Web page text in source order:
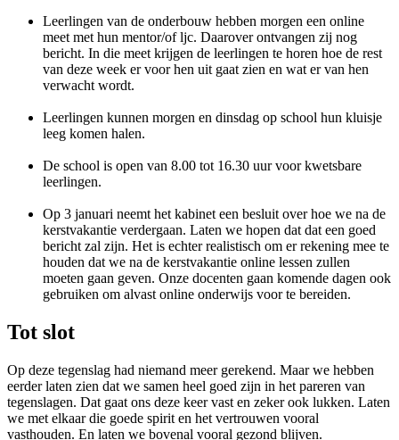
Leerlingen van de onderbouw hebben morgen een online
meet met hun mentor/of ljc. Daarover ontvangen zij nog
bericht. In die meet krijgen de leerlingen te horen hoe de rest
van deze week er voor hen uit gaat zien en wat er van hen
verwacht wordt.
Leerlingen kunnen morgen en dinsdag op school hun kluisje
leeg komen halen.
De school is open van 8.00 tot 16.30 uur voor kwetsbare
leerlingen.
Op 3 januari neemt het kabinet een besluit over hoe we na de
kerstvakantie verdergaan. Laten we hopen dat dat een goed
bericht zal zijn. Het is echter realistisch om er rekening mee te
houden dat we na de kerstvakantie online lessen zullen
moeten gaan geven. Onze docenten gaan komende dagen ook
gebruiken om alvast online onderwijs voor te bereiden.
Tot slot
Op deze tegenslag had niemand meer gerekend. Maar we hebben
eerder laten zien dat we samen heel goed zijn in het pareren van
tegenslagen. Dat gaat ons deze keer vast en zeker ook lukken. Laten
we met elkaar die goede spirit en het vertrouwen vooral
vasthouden. En laten we bovenal vooral gezond blijven.